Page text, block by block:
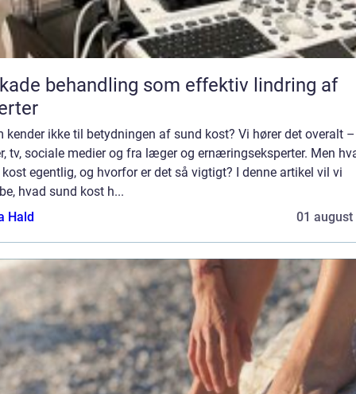
behandling som effektiv lindring af
kender ikke til betydningen af sund kost? Vi hører det overalt
tv, sociale medier og fra læger og ernæringseksperter. Men
egentlig, og hvorfor er det så vigtigt? I denne artikel vil vi
hvad sund kost h...
Hald
01 august